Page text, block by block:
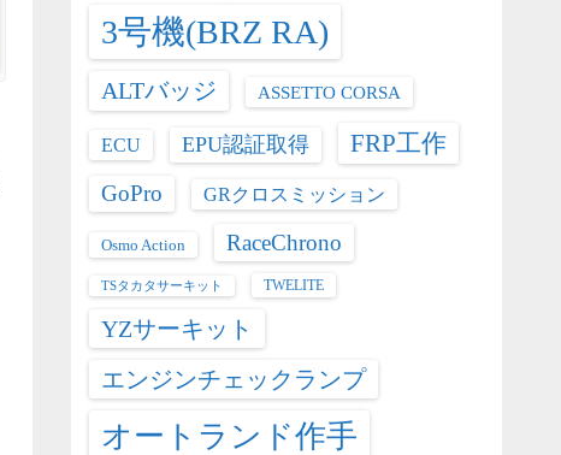
3号機(BRZ RA)
ALTバッジ ASSETTO CORSA
ECU EPU認証取得 FRP工作
GoPro GRクロスミッション
Osmo Action RaceChrono
TSタカタサーキット TWELITE
YZサーキット
エンジンチェックランプ
オートランド作手